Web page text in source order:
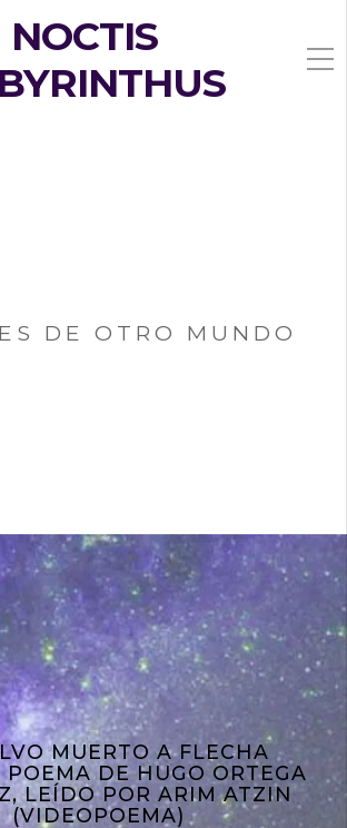
NOCTIS
DE OTRO MUNDO
MUERTO A FLECHA
POEMA DE HUGO ORTEGA
LEÍDO POR ARIM ATZIN
(VIDEOPOEMA)